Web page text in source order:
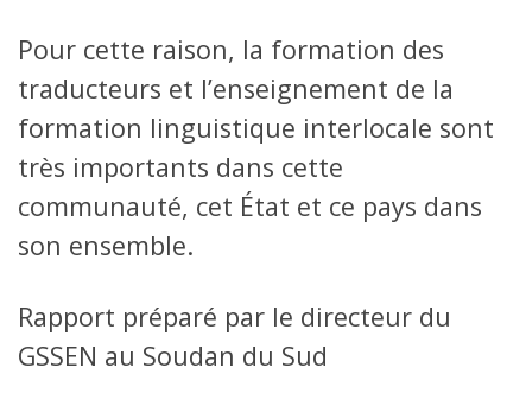
Pour cette raison, la formation des
traducteurs et l’enseignement de la
formation linguistique interlocale sont
très importants dans cette
communauté, cet État et ce pays dans
son ensemble.
Rapport préparé par le directeur du
GSSEN au Soudan du Sud